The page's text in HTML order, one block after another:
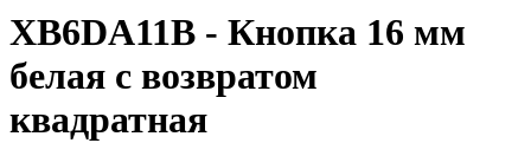
XB6DA11B - Кнопка 16 мм
белая с возвратом
квадратная